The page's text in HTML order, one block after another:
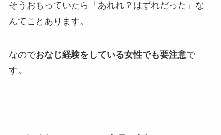
そうおもっていたら「あれれ？はずれだった」な
んてことあります。
なのでおなじ経験をしている女性でも要注意で
す。